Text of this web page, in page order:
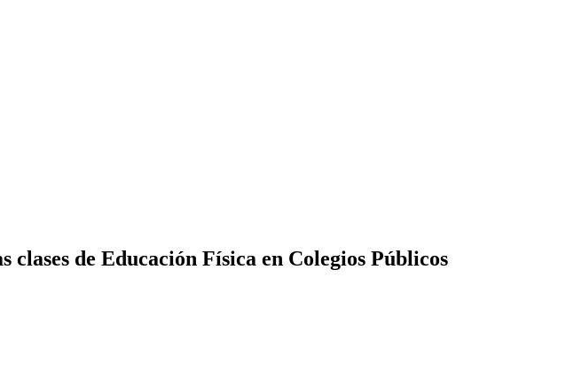
de Educación Física en Colegios Públicos